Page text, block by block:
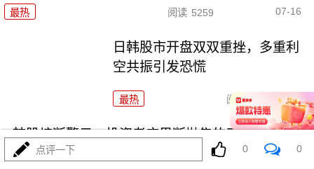
最热 阅读 5259 07-16
日韩股市开盘双双重挫，多重利
空共振引发恐慌
最热 阅读 5039
韩股熔断警示：投资者应果断抛售的三类高危资产
点评一下 0 0